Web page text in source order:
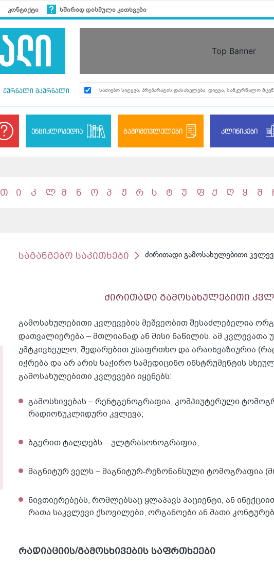
კონტაქტი ხშირად დასმული კითხვები
Top Banner
ჟურნალი მკურნალი
ენციკლოპედია გამომთვლელები კლინიკები
თ ი კ ლ მ ნ ო პ ჟ რ ს ტ უ ფ ქ ღ ყ შ
საგანგებო საკითხები ძირითადი გამოსახულებითი
ძირითადი გამოსახულებითი
გამოსახულებითი კვლევების მეშვეობით შესაძლებელია
დათვალიერება – მთლიანად ან მისი ნაწილის. ამ კვლევათა
უმტკივნეულო, შედარებით უსაფრთხო და არაინვაზიურია
იჭრება და არ არის საჭირო სამედიცინო ინსტრუმენტის
გამოსახულებითი კვლევები იყენებს:
გამოსხივებას – რენტგენოგრაფია, კომპიუტერული
რადიონუკლიდური კვლევა;
ბგერით ტალღებს – ულტრასონოგრაფია;
მაგნიტურ ველს – მაგნიტურ-რეზონანსული ტომოგრაფია
ნივთიერებებს, რომლებსაც ყლაპავს პაციენტი, ან
რათა საკვლევი ქსოვილები, ორგანოები ან მათი
რადიაციის/გამოსხივების საფრთხეები